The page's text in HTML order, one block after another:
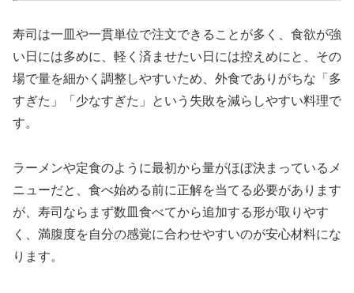
寿司は一皿や一貫単位で注文できることが多く、食欲が強
い日には多めに、軽く済ませたい日には控えめにと、その
場で量を細かく調整しやすいため、外食でありがちな「多
すぎた」「少なすぎた」という失敗を減らしやすい料理で
す。
ラーメンや定食のように最初から量がほぼ決まっているメ
ニューだと、食べ始める前に正解を当てる必要があります
が、寿司ならまず数皿食べてから追加する形が取りやす
く、満腹度を自分の感覚に合わせやすいのが安心材料にな
ります。